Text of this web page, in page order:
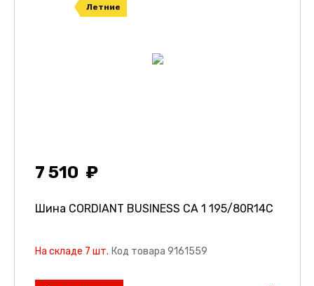
Летние
7 510
Шина CORDIANT BUSINESS CA 1 195/80R14C
На складе 7 шт. Код товара 9161559